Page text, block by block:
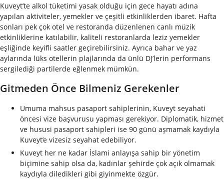
Kuveyt’te alkol tüketimi yasak olduğu için gece hayatı adına
yapılan aktiviteler, yemekler ve çeşitli etkinliklerden ibaret. Hafta
sonları pek çok otel ve restoranda düzenlenen canlı müzik
etkinliklerine katılabilir, kaliteli restoranlarda leziz yemekler
eşliğinde keyifli saatler geçirebilirsiniz. Ayrıca bahar ve yaz
aylarında lüks otellerin plajlarında da ünlü DJ’lerin performans
sergilediği partilerde eğlenmek mümkün.
Gitmeden Önce Bilmeniz Gerekenler
Umuma mahsus pasaport sahiplerinin, Kuveyt seyahati
öncesi vize başvurusu yapması gerekiyor. Diplomatik, hizmet
ve hususi pasaport sahipleri ise 90 günü aşmamak kaydıyla
Kuveyt’e vizesiz seyahat edebiliyor.
Kuveyt her ne kadar İslami anlayışa sahip bir yönetim
biçimine sahip olsa da, kadınlar şehirde çok açık olmamak
kaydıyla diledikleri gibi giyinmekte özgür.